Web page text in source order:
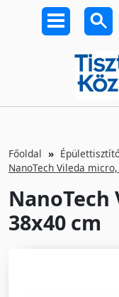
Főoldal
NanoTech Vileda
38x40 cm